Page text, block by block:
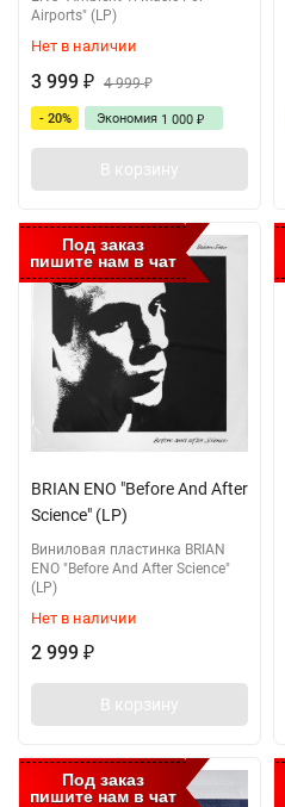
Airports" (LP)
Нет в наличии
3 999 ₽ 4 999₽
- 20% Экономия 1 000 ₽
В корзину
Под заказ
пишите нам в чат
BRIAN ENO "Before And After
Science" (LP)
Виниловая пластинка BRIAN
ENO "Before And After Science"
(LP)
Нет в наличии
2 999 ₽
В корзину
Под заказ
пишите нам в чат